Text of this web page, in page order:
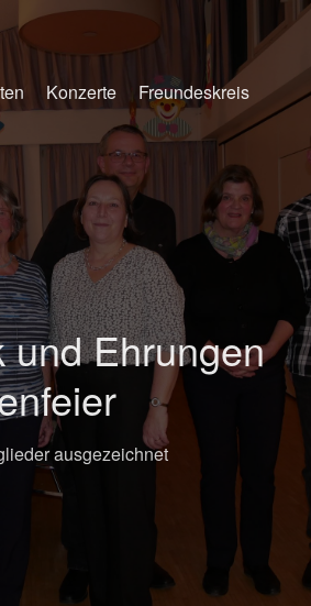
Konzerte Freundeskreis
und Ehrungen
ausgezeichnet